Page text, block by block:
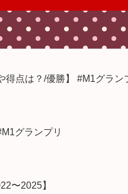
想 部さんが凄い
の個人的動画を視聴しての
ント2022 決勝戦を視聴
順位・結果】
得点は？/優勝】 #M1グラン
グランプリ
〜2025】